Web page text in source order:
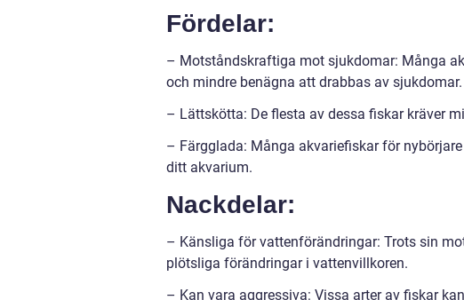
Fördelar:
– Motståndskraftiga mot sjukdomar: Många
och mindre benägna att drabbas av sjukdomar.
– Lättskötta: De flesta av dessa fiskar kräver
– Färgglada: Många akvariefiskar för
ditt akvarium.
Nackdelar:
– Känsliga för vattenförändringar: Trots sin
plötsliga förändringar i vattenvillkoren.
– Kan vara aggressiva: Vissa arter av fiskar